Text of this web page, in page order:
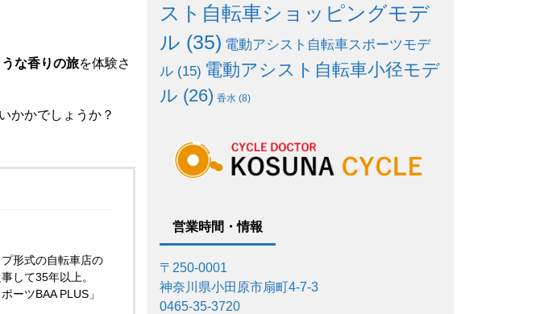
な香りの旅を体験さ
かかでしょうか？
形式の自転車店の
して35年以上。
ーツBAA PLUS」
スト自転車ショッピングモデ
ル (35) 電動アシスト自転車スポーツモデ
ル (15) 電動アシスト自転車小径モデ
ル (26) 香水 (8)
営業時間・情報
〒250-0001
神奈川県小田原市扇町4-7-3
0465-35-3720